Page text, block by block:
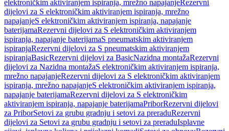
elektroničkim aktiviranjem ispiranja, mrežno napajanjeRezervni
dijelovi za S elektroničkim aktiviranjem ispiranja, mrežno
napajanjeS elektroničkim aktiviranjem ispiranja, napajanje
baterijamaRezervni dijelovi za S elektroničkim aktiviranjem
ispiranja, napajanje baterijamaS pneumatskim aktiviranjem
ispiranjaRezervni dijelovi za S pneumatskim aktiviranjem
ispiranjaBasicRezervni dijelovi za BasicNazidna montažaRezervni
dijelovi za Nazidna montažaS elektroničkim aktiviranjem ispiranja,
mrežno napajanjeRezervni dijelovi za S elektroničkim aktiviranjem
ispiranja, mrežno napajanjeS elektroničkim aktiviranjem ispiranja,
napajanje baterijamaRezervni dijelovi za S elektroničkim
aktiviranjem ispiranja, napajanje baterijamaPriborRezervni dijelovi
za PriborSetovi za grubu gradnju i setovi za preraduRezervni
dijelovi za Setovi za grubu gradnju i setovi za preraduIsplavne